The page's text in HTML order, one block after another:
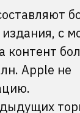
с
контент
Apple не